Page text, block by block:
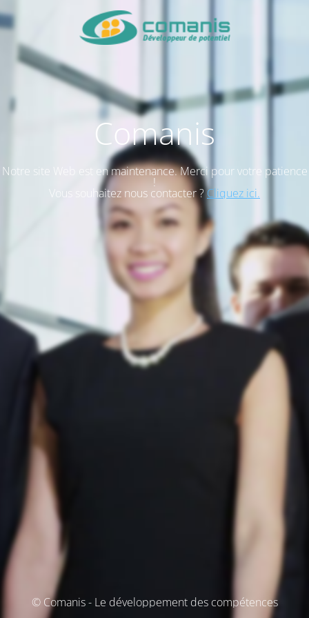
Comanis
Notre site Web est en maintenance. Merci pour votre patience
!
Vous souhaitez nous contacter ? Cliquez ici.
© Comanis - Le développement des compétences